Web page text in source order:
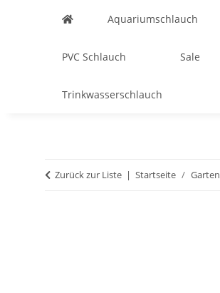
Aquariumschlauch
PVC Schlauch Sale
Trinkwasserschlauch
Zurück zur Liste Startseite Garten